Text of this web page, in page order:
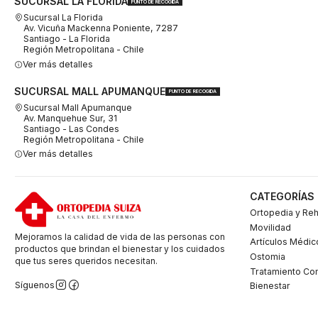
PUNTO DE RECOGIDA
Sucursal La Florida
Av. Vicuña Mackenna Poniente, 7287
Santiago - La Florida
Región Metropolitana - Chile
Ver más detalles
SUCURSAL MALL APUMANQUE PUNTO DE RECOGIDA
Sucursal Mall Apumanque
Av. Manquehue Sur, 31
Santiago - Las Condes
Región Metropolitana - Chile
Ver más detalles
Mejoramos la calidad de vida de las personas con
productos que brindan el bienestar y los cuidados
que tus seres queridos necesitan.
Síguenos
CATEGORÍAS
Ortopedia y
Movilidad
Artículos
Ostomia
Tratamiento
Bienestar